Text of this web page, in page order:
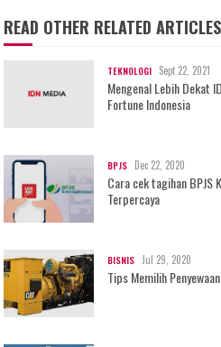
READ OTHER RELATED ARTICLES
TEKNOLOGI Sept 22, 2021
Mengenal Lebih Dekat
Fortune Indonesia
BPJS Dec 22, 2020
Cara cek tagihan BPJS
Terpercaya
BISNIS Jul 29, 2020
Tips Memilih